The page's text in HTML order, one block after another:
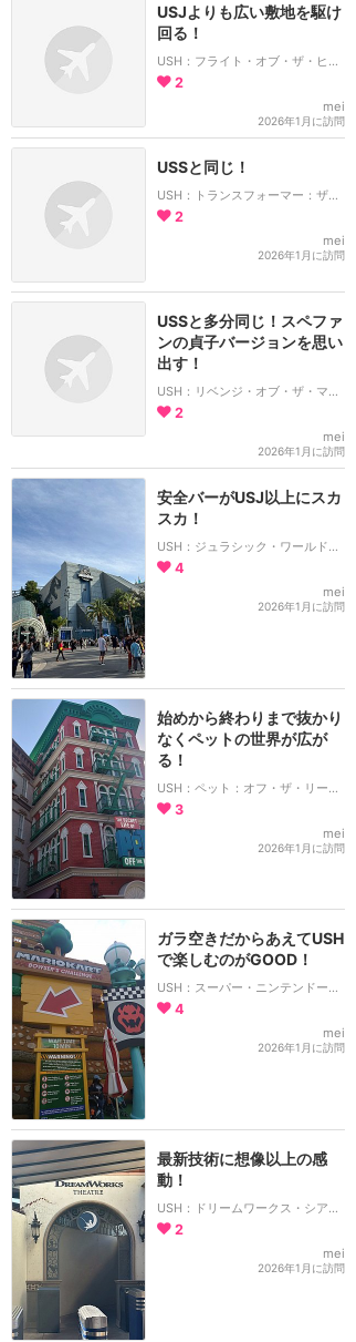
USJよりも広い敷地を駆け
回る！
USH：フライト・オブ・ザ・ヒッポグリフ
2
mei
2026年1月に訪問
USSと同じ！
USH：トランスフォーマー：ザ・ライド 3D
2
mei
2026年1月に訪問
USSと多分同じ！スペファ
ンの貞子バージョンを思い
出す！
USH：リベンジ・オブ・ザ・マミー：ザ・ライド
2
mei
2026年1月に訪問
安全バーがUSJ以上にスカ
スカ！
USH：ジュラシック・ワールド・ザ・ライド
4
mei
2026年1月に訪問
始めから終わりまで抜かり
なくペットの世界が広が
る！
USH：ペット：オフ・ザ・リーシュ！
3
mei
2026年1月に訪問
ガラ空きだからあえてUSH
で楽しむのがGOOD！
USH：スーパー・ニンテンドー・ワールド
4
mei
2026年1月に訪問
最新技術に想像以上の感
動！
USH：ドリームワークス・シアター：カンフーパンダ
2
mei
2026年1月に訪問